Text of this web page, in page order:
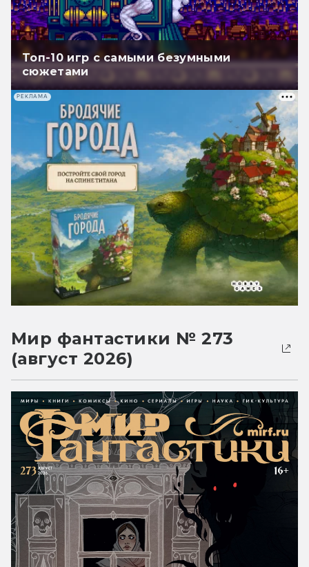
Топ-10 игр с самыми безумными
сюжетами
РЕКЛАМА
Мир фантастики № 273
(август 2026)